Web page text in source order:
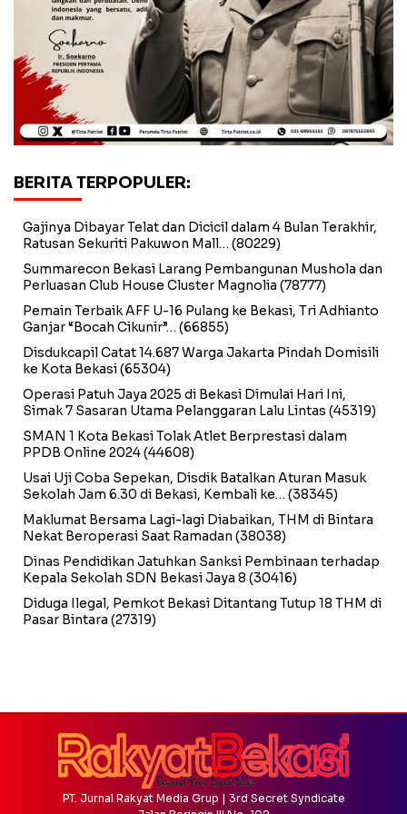
BERITA TERPOPULER:
Gajinya Dibayar Telat dan Dicicil dalam 4 Bulan Terakhir,
Ratusan Sekuriti Pakuwon Mall… (80229)
Summarecon Bekasi Larang Pembangunan Mushola dan
Perluasan Club House Cluster Magnolia (78777)
Pemain Terbaik AFF U-16 Pulang ke Bekasi, Tri Adhianto
Ganjar “Bocah Cikunir”… (66855)
Disdukcapil Catat 14.687 Warga Jakarta Pindah Domisili
ke Kota Bekasi(65304)
Operasi Patuh Jaya 2025 di Bekasi Dimulai Hari Ini,
Simak 7 Sasaran Utama Pelanggaran Lalu Lintas (45319)
SMAN 1 Kota Bekasi Tolak Atlet Berprestasi dalam
PPDB Online 2024(44608)
Usai Uji Coba Sepekan, Disdik Batalkan Aturan Masuk
Sekolah Jam 6.30 di Bekasi, Kembali ke… (38345)
Maklumat Bersama Lagi-lagi Diabaikan, THM di Bintara
Nekat Beroperasi Saat Ramadan (38038)
Dinas Pendidikan Jatuhkan Sanksi Pembinaan terhadap
Kepala Sekolah SDN Bekasi Jaya 8 (30416)
Diduga Ilegal, Pemkot Bekasi Ditantang Tutup 18 THM di
Pasar Bintara (27319)
PT. Jurnal Rakyat Media Grup | 3rd Secret Syndicate